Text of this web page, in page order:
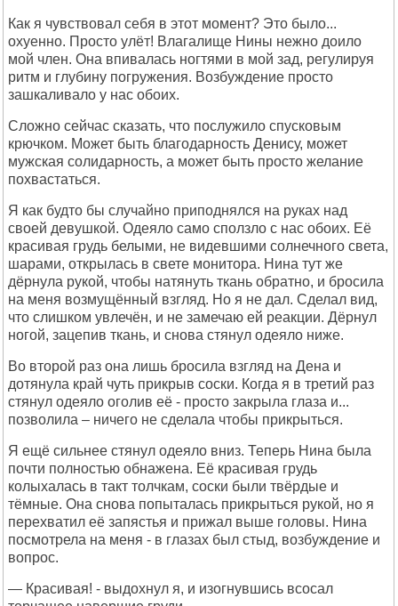
Как я чувствовал себя в этот момент? Это было...
охуенно. Просто улёт! Влагалище Нины нежно доило
мой член. Она впивалась ногтями в мой зад, регулируя
ритм и глубину погружения. Возбуждение просто
зашкаливало у нас обоих.
Сложно сейчас сказать, что послужило спусковым
крючком. Может быть благодарность Денису, может
мужская солидарность, а может быть просто желание
похвастаться.
Я как будто бы случайно приподнялся на руках над
своей девушкой. Одеяло само сползло с нас обоих. Её
красивая грудь белыми, не видевшими солнечного света,
шарами, открылась в свете монитора. Нина тут же
дёрнула рукой, чтобы натянуть ткань обратно, и бросила
на меня возмущённый взгляд. Но я не дал. Сделал вид,
что слишком увлечён, и не замечаю ей реакции. Дёрнул
ногой, зацепив ткань, и снова стянул одеяло ниже.
Во второй раз она лишь бросила взгляд на Дена и
дотянула край чуть прикрыв соски. Когда я в третий раз
стянул одеяло оголив её - просто закрыла глаза и...
позволила – ничего не сделала чтобы прикрыться.
Я ещё сильнее стянул одеяло вниз. Теперь Нина была
почти полностью обнажена. Её красивая грудь
колыхалась в такт толчкам, соски были твёрдые и
тёмные. Она снова попыталась прикрыться рукой, но я
перехватил её запястья и прижал выше головы. Нина
посмотрела на меня - в глазах был стыд, возбуждение и
вопрос.
— Красивая! - выдохнул я, и изогнувшись всосал